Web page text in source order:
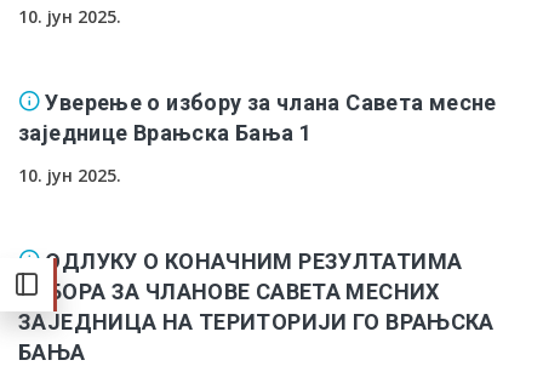
10. јун 2025.
Уверење о избору за члана Савета месне
заједнице Врањска Бања 1
10. јун 2025.
ОДЛУКУ О КОНАЧНИМ РЕЗУЛТАТИМА
ИЗБОРА ЗА ЧЛАНОВЕ САВЕТА МЕСНИХ
ЗАЈЕДНИЦА НА ТЕРИТОРИЈИ ГО ВРАЊСКА
БАЊА